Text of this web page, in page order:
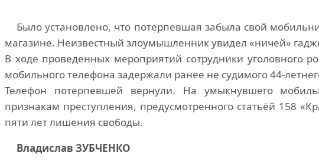
Было установлено, что потерпевшая забыла свой
магазине. Неизвестный злоумышленник увидел «ничей»
В ходе проведенных мероприятий сотрудники уголовного
мобильного телефона задержали ранее не судимого 44-
Телефон потерпевшей вернули. На умыкнувшего
признакам преступления, предусмотренного статьёй 158
пяти лет лишения свободы.
Владислав ЗУБЧЕНКО